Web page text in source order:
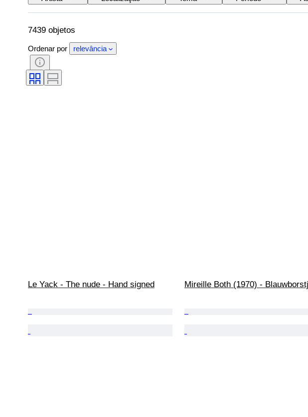
7439 objetos
Ordenar por relevância
Le Yack - The nude - Hand signed Mireille Both (1970) -